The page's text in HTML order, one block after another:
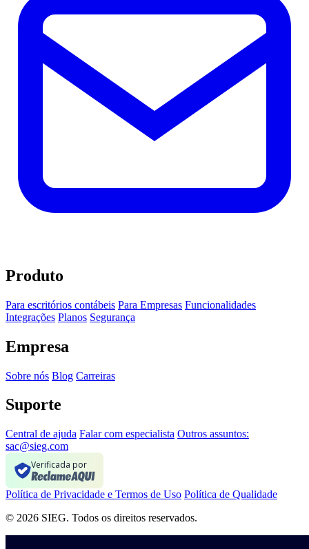
Produto
Para escritórios contábeis Para Empresas Funcionalidades
Integrações Planos Segurança
Empresa
Sobre nós Blog Carreiras
Suporte
Central de ajuda Falar com especialista Outros assuntos:
sac@sieg.com
Verificada por
Política de Privacidade e Termos de Uso Política de Qualidade
© 2026 SIEG. Todos os direitos reservados.